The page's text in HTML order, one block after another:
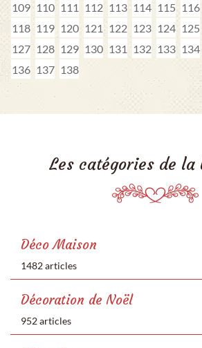
109 110 111 112 113 114 115 116
118 119 120 121 122 123 124 125
127 128 129 130 131 132 133 134
136 137 138
Les catégories de la
Déco Maison
1482 articles
Décoration de Noël
952 articles